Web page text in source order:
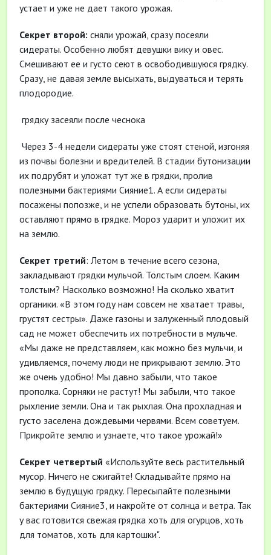
устает и уже не дает такого урожая.
Секрет второй: сняли урожай, сразу посеяли
сидераты. Особенно любят девушки вику и овес.
Смешивают ее и густо сеют в освободившуюся грядку.
Сразу, не давая земле высыхать, выдуваться и терять
плодородие.
грядку засеяли после чеснока
Через 3-4 недели сидераты уже стоят стеной, изгоняя
из почвы болезни и вредителей. В стадии бутонизации
их подрубят и уложат тут же в грядки, пролив
полезными бактериями Сияние1. А если сидераты
посажены попозже, и не успели образовать бутоны, их
оставляют прямо в грядке. Мороз ударит и уложит их
на землю.
Секрет третий: Летом в течение всего сезона,
закладывают грядки мульчой. Толстым слоем. Каким
толстым? Насколько возможно! На сколько хватит
органики. «В этом году нам совсем не хватает травы,
грустят сестры». Даже газоны и залуженный плодовый
сад не может обеспечить их потребности в мульче.
«Мы даже не представляем, как можно без мульчи, и
удивляемся, почему люди не прикрывают землю. Это
же очень удобно! Мы давно забыли, что такое
прополка. Сорняки не растут! Мы забыли, что такое
рыхление земли. Она и так рыхлая. Она прохладная и
густо заселена дождевыми червями. Всем советуем.
Прикройте землю и узнаете, что такое урожай!»
Секрет четвертый «Используйте весь растительный
мусор. Ничего не сжигайте! Складывайте прямо на
землю в будущую грядку. Пересыпайте полезными
бактериями Сияние3, и накройте от солнца и ветра. Так
у вас готовится свежая грядка хоть для огурцов, хоть
для томатов, хоть для картошки".